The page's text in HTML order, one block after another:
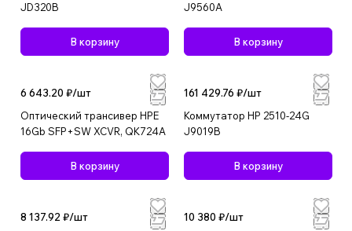
JD320B
В корзину
J9560A
В корзину
6 643.20 ₽/шт
Оптический трансивер HPE
16Gb SFP+SW XCVR, QK724A
В корзину
161 429.76 ₽/шт
Коммутатор HP 2510-24G
J9019B
В корзину
8 137.92 ₽/шт
10 380 ₽/шт